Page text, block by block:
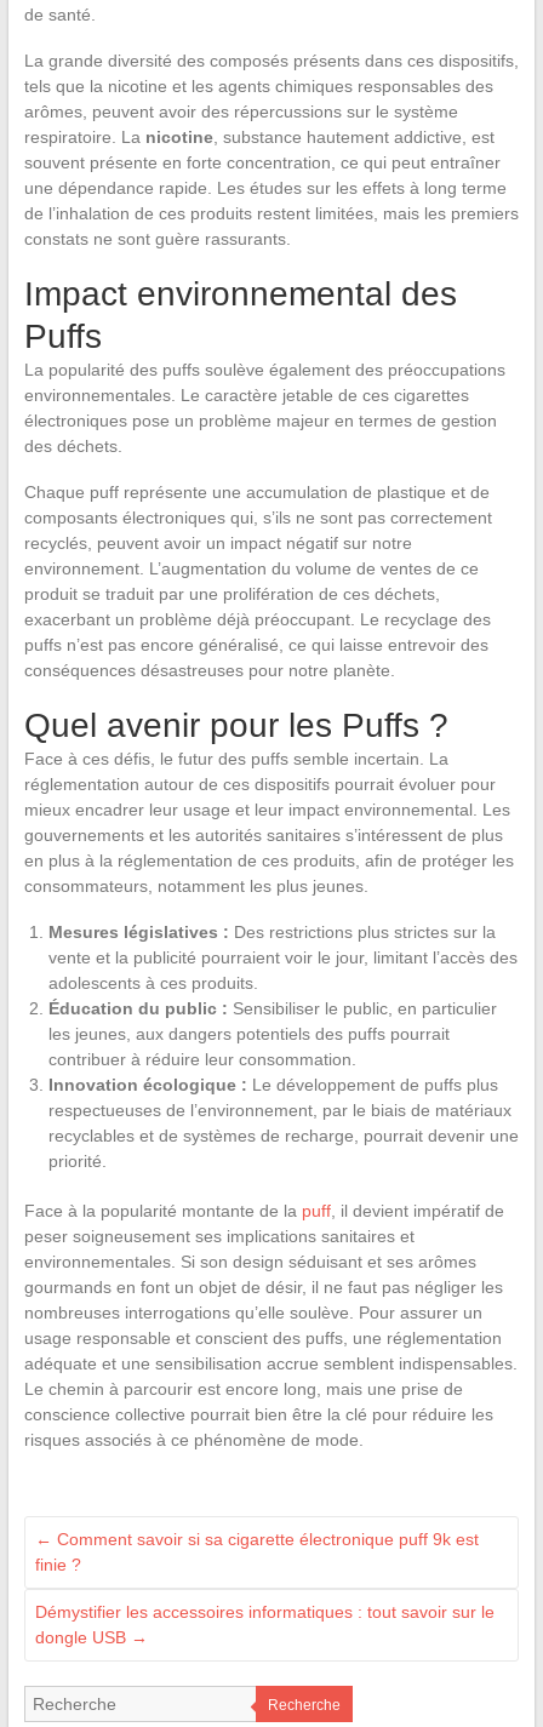
de santé.
La grande diversité des composés présents dans ces dispositifs,
tels que la nicotine et les agents chimiques responsables des
arômes, peuvent avoir des répercussions sur le système
respiratoire. La nicotine, substance hautement addictive, est
souvent présente en forte concentration, ce qui peut entraîner
une dépendance rapide. Les études sur les effets à long terme
de l’inhalation de ces produits restent limitées, mais les premiers
constats ne sont guère rassurants.
Impact environnemental des
Puffs
La popularité des puffs soulève également des préoccupations
environnementales. Le caractère jetable de ces cigarettes
électroniques pose un problème majeur en termes de gestion
des déchets.
Chaque puff représente une accumulation de plastique et de
composants électroniques qui, s’ils ne sont pas correctement
recyclés, peuvent avoir un impact négatif sur notre
environnement. L’augmentation du volume de ventes de ce
produit se traduit par une prolifération de ces déchets,
exacerbant un problème déjà préoccupant. Le recyclage des
puffs n’est pas encore généralisé, ce qui laisse entrevoir des
conséquences désastreuses pour notre planète.
Quel avenir pour les Puffs ?
Face à ces défis, le futur des puffs semble incertain. La
réglementation autour de ces dispositifs pourrait évoluer pour
mieux encadrer leur usage et leur impact environnemental. Les
gouvernements et les autorités sanitaires s’intéressent de plus
en plus à la réglementation de ces produits, afin de protéger les
consommateurs, notamment les plus jeunes.
Mesures législatives : Des restrictions plus strictes sur la
vente et la publicité pourraient voir le jour, limitant l’accès des
adolescents à ces produits.
Éducation du public : Sensibiliser le public, en particulier
les jeunes, aux dangers potentiels des puffs pourrait
contribuer à réduire leur consommation.
Innovation écologique : Le développement de puffs plus
respectueuses de l’environnement, par le biais de matériaux
recyclables et de systèmes de recharge, pourrait devenir une
priorité.
Face à la popularité montante de la puff, il devient impératif de
peser soigneusement ses implications sanitaires et
environnementales. Si son design séduisant et ses arômes
gourmands en font un objet de désir, il ne faut pas négliger les
nombreuses interrogations qu’elle soulève. Pour assurer un
usage responsable et conscient des puffs, une réglementation
adéquate et une sensibilisation accrue semblent indispensables.
Le chemin à parcourir est encore long, mais une prise de
conscience collective pourrait bien être la clé pour réduire les
risques associés à ce phénomène de mode.
← Comment savoir si sa cigarette électronique puff 9k est
finie ?
Démystifier les accessoires informatiques : tout savoir sur le
dongle USB →
Recherche